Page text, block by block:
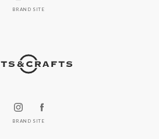
BRAND SITE
BRAND SITE